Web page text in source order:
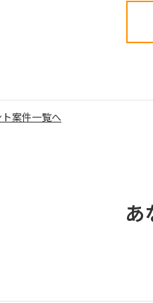
案件一覧へ
あ